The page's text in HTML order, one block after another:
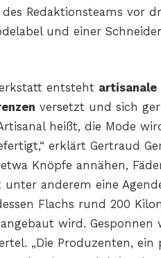
Redaktionsteams vor
und einer
entsteht artisanale
versetzt und sich
heißt, die Mode
erklärt Gertraud
Knöpfe annähen,
anderem eine
Flachs rund 200
wird.
„Die Produzenten, ein